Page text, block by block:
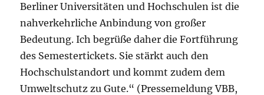
Berliner Universitäten und Hochschulen ist die
nahverkehrliche Anbindung von großer
Bedeutung. Ich begrüße daher die Fortführung
des Semestertickets. Sie stärkt auch den
Hochschulstandort und kommt zudem dem
Umweltschutz zu Gute.“ (Pressemeldung VBB,